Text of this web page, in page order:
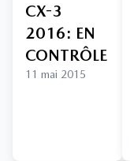
CX-3
2016: EN
CONTRÔLE
11 mai 2015